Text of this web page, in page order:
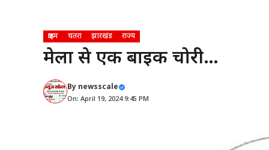
क्राइम चतरा झारखंड राज्य
मेला से एक बाइक चोरी…
By newsscale
On: April 19, 2024 9:45 PM